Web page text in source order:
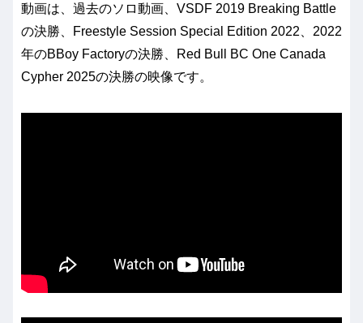
動画は、過去のソロ動画、VSDF 2019 Breaking Battle
の決勝、Freestyle Session Special Edition 2022、2022
年のBBoy Factoryの決勝、Red Bull BC One Canada
Cypher 2025の決勝の映像です。